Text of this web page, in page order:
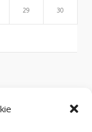
29 30